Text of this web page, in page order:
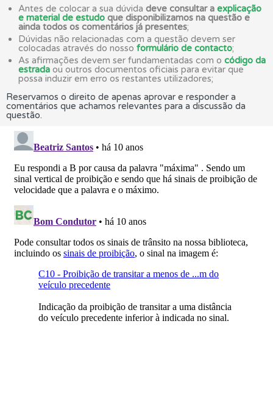
Antes de colocar a sua dúvida deve consultar a explicação
e material de estudo que disponibilizamos na questão e
ainda todos os comentários já presentes;
Dúvidas não relacionadas com a questão devem ser
colocadas através do nosso formulário de contacto;
As afirmações devem ser fundamentadas com o código da
estrada ou outros documentos oficiais para evitar que
possa induzir em erro os restantes utilizadores;
Reservamos o direito de apenas aprovar e responder a
comentários que achamos relevantes para a discussão da
questão.